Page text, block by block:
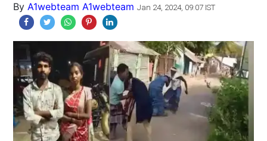
By A1webteam A1webteam Jan 24, 2024, 09:07 IST